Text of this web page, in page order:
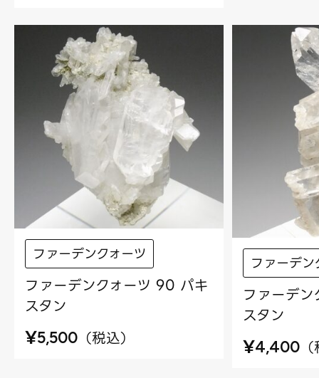
ファーデンクォーツ
ファーデンクォーツ 90 パキ
スタン
¥5,500 （税込）
ファーデン
ファーデ
スタン
¥4,400 （